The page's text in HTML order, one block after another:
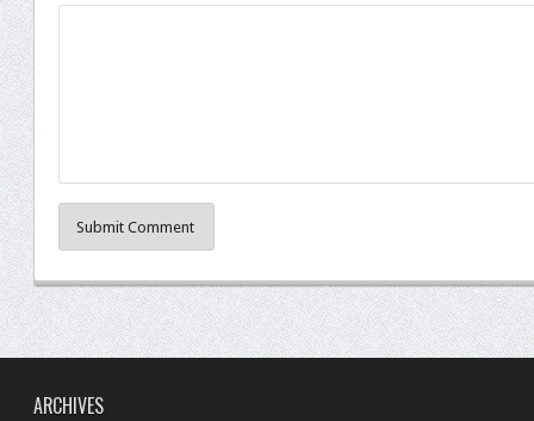
Submit Comment
ARCHIVES